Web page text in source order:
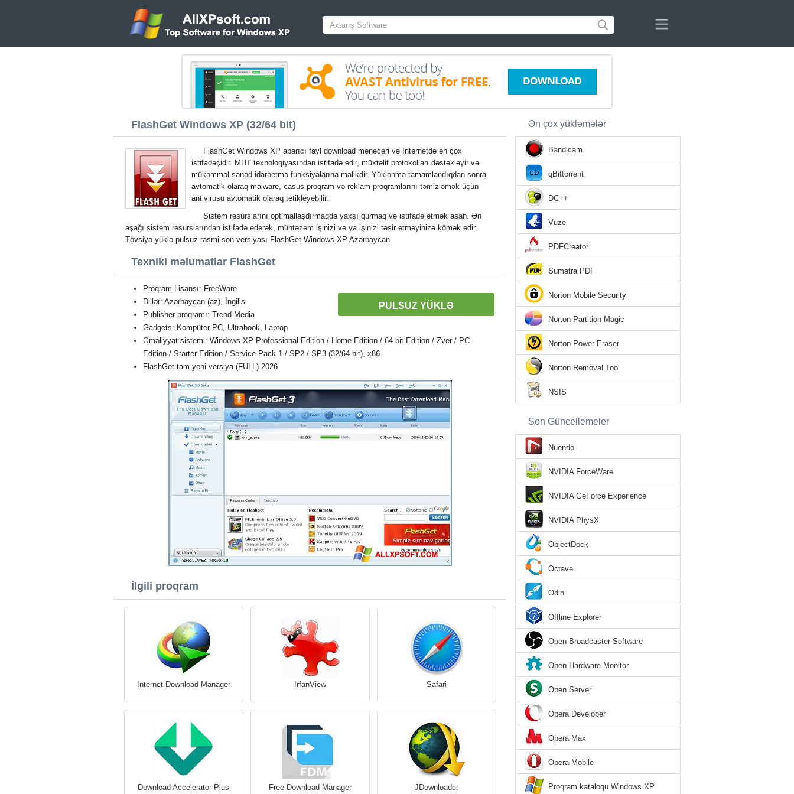
FlashGet Windows XP (32/64 bit)
FlashGet Windows XP aparıcı fayl download meneceri və İnternetdə ən çox
istifadəçidir. MHT texnologiyasından istifadə edir, müxtəlif protokolları dəstəkləyir və
mükəmməl sənəd idarəetmə funksiyalarına malikdir. Yüklənmə tamamlandıqdan sonra
avtomatik olaraq malware, casus proqram və reklam proqramlarını təmizləmək üçün
antivirusu avtomatik olaraq tetikleyebilir.
Sistem resurslarını optimallaşdırmaqda yaxşı qurmaq və istifadə etmək asan. Ən
aşağı sistem resurslarından istifadə edərək, müntəzəm işinizi və ya işinizi təsir etməyinizə kömək edir.
Tövsiyə yüklə pulsuz rəsmi son versiyası FlashGet Windows XP Azərbaycan.
Texniki məlumatlar FlashGet
PULSUZ YÜKLƏ
Proqram Lisansı: FreeWare
Dillər: Azərbaycan (az), İngilis
Publisher proqramı: Trend Media
Gadgets: Kompüter PC, Ultrabook, Laptop
Əməliyyat sistemi: Windows XP Professional Edition / Home Edition / 64-bit Edition / Zver / PC
Edition / Starter Edition / Service Pack 1 / SP2 / SP3 (32/64 bit), x86
FlashGet tam yeni versiya (FULL) 2026
İlgili proqram
Internet Download Manager IrfanView Safari
Download Accelerator Plus Free Download Manager JDownloader
Ən çox yükləmələr
Bandicam
qBittorrent
DC++
Vuze
PDFCreator
Sumatra PDF
Norton Mobile Security
Norton Partition Magic
Norton Power Eraser
Norton Removal Tool
NSIS
Son Güncellemeler
Nuendo
NVIDIA ForceWare
NVIDIA GeForce Experience
NVIDIA PhysX
ObjectDock
Octave
Odin
Offline Explorer
Open Broadcaster Software
Open Hardware Monitor
Open Server
Opera Developer
Opera Max
Opera Mobile
Proqram kataloqu Windows XP